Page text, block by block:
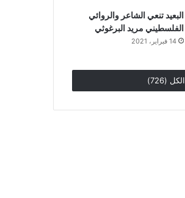
البعيد تنعي الشاعر والروائي
الفلسطيني مريد البرغوثي
14 فبراير، 2021
الكل (726)